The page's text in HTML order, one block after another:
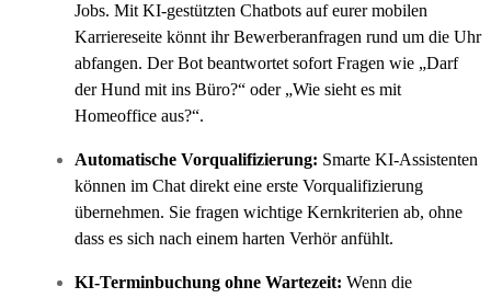
Jobs. Mit KI-gestützten Chatbots auf eurer mobilen
Karriereseite könnt ihr Bewerberanfragen rund um die Uhr
abfangen. Der Bot beantwortet sofort Fragen wie „Darf
der Hund mit ins Büro?“ oder „Wie sieht es mit
Homeoffice aus?“.
Automatische Vorqualifizierung: Smarte KI-Assistenten
können im Chat direkt eine erste Vorqualifizierung
übernehmen. Sie fragen wichtige Kernkriterien ab, ohne
dass es sich nach einem harten Verhör anfühlt.
KI-Terminbuchung ohne Wartezeit: Wenn die